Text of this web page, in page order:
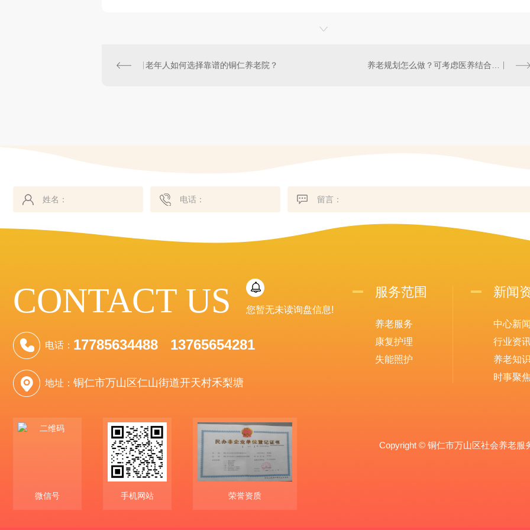
老年人如何选择靠谱的铜仁养老院？ 养老规划怎么做？可考虑医养结合养老院
CONTACT US 您暂无未读询盘信息!
电话： 17785634488 13765654281
地址： 铜仁市万山区仁山街道开天村禾梨塘
微信号 手机网站 荣誉资质
服务范围
养老服务
康复护理
失能照护
新闻
中心新
行业资
养老知
时事聚
Copyright © 铜仁市万山区社会养老